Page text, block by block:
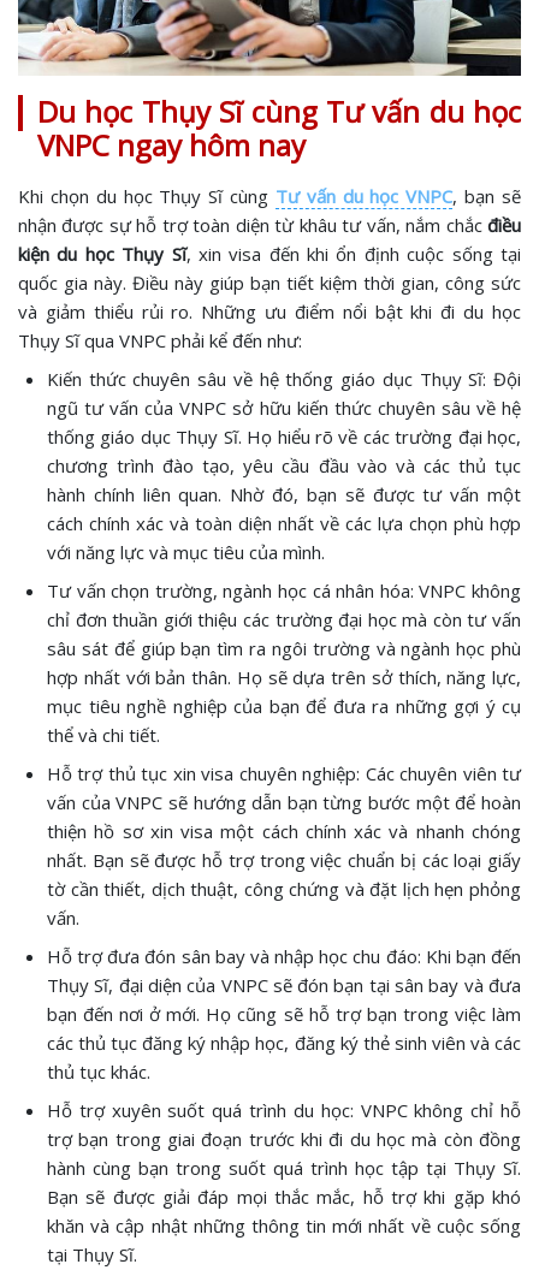
Du học Thụy Sĩ cùng Tư vấn du học
VNPC ngay hôm nay
Khi chọn du học Thụy Sĩ cùng Tư vấn du học VNPC, bạn sẽ
nhận được sự hỗ trợ toàn diện từ khâu tư vấn, nắm chắc điều
kiện du học Thụy Sĩ, xin visa đến khi ổn định cuộc sống tại
quốc gia này. Điều này giúp bạn tiết kiệm thời gian, công sức
và giảm thiểu rủi ro. Những ưu điểm nổi bật khi đi du học
Thụy Sĩ qua VNPC phải kể đến như:
Kiến thức chuyên sâu về hệ thống giáo dục Thụy Sĩ: Đội
ngũ tư vấn của VNPC sở hữu kiến thức chuyên sâu về hệ
thống giáo dục Thụy Sĩ. Họ hiểu rõ về các trường đại học,
chương trình đào tạo, yêu cầu đầu vào và các thủ tục
hành chính liên quan. Nhờ đó, bạn sẽ được tư vấn một
cách chính xác và toàn diện nhất về các lựa chọn phù hợp
với năng lực và mục tiêu của mình.
Tư vấn chọn trường, ngành học cá nhân hóa: VNPC không
chỉ đơn thuần giới thiệu các trường đại học mà còn tư vấn
sâu sát để giúp bạn tìm ra ngôi trường và ngành học phù
hợp nhất với bản thân. Họ sẽ dựa trên sở thích, năng lực,
mục tiêu nghề nghiệp của bạn để đưa ra những gợi ý cụ
thể và chi tiết.
Hỗ trợ thủ tục xin visa chuyên nghiệp: Các chuyên viên tư
vấn của VNPC sẽ hướng dẫn bạn từng bước một để hoàn
thiện hồ sơ xin visa một cách chính xác và nhanh chóng
nhất. Bạn sẽ được hỗ trợ trong việc chuẩn bị các loại giấy
tờ cần thiết, dịch thuật, công chứng và đặt lịch hẹn phỏng
vấn.
Hỗ trợ đưa đón sân bay và nhập học chu đáo: Khi bạn đến
Thụy Sĩ, đại diện của VNPC sẽ đón bạn tại sân bay và đưa
bạn đến nơi ở mới. Họ cũng sẽ hỗ trợ bạn trong việc làm
các thủ tục đăng ký nhập học, đăng ký thẻ sinh viên và các
thủ tục khác.
Hỗ trợ xuyên suốt quá trình du học: VNPC không chỉ hỗ
trợ bạn trong giai đoạn trước khi đi du học mà còn đồng
hành cùng bạn trong suốt quá trình học tập tại Thụy Sĩ.
Bạn sẽ được giải đáp mọi thắc mắc, hỗ trợ khi gặp khó
khăn và cập nhật những thông tin mới nhất về cuộc sống
tại Thụy Sĩ.